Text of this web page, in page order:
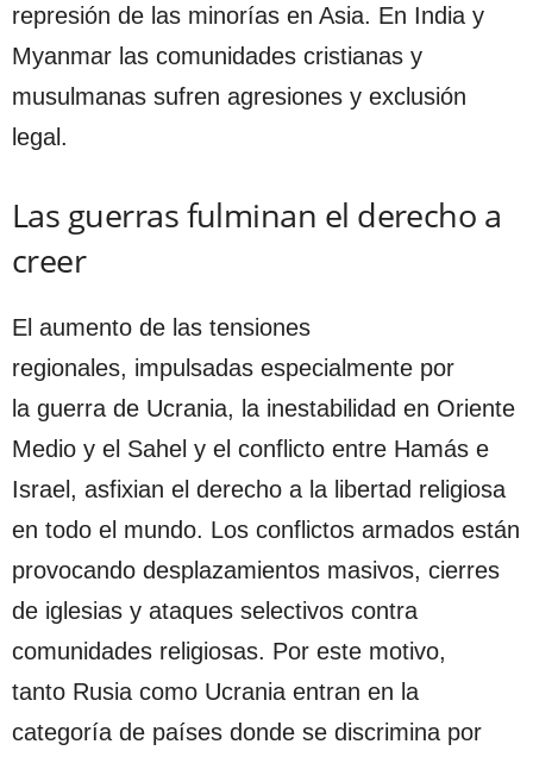
represión de las minorías en Asia. En India y
Myanmar las comunidades cristianas y
musulmanas sufren agresiones y exclusión
legal.
Las guerras fulminan el derecho a
creer
El aumento de las tensiones
regionales, impulsadas especialmente por
la guerra de Ucrania, la inestabilidad en Oriente
Medio y el Sahel y el conflicto entre Hamás e
Israel, asfixian el derecho a la libertad religiosa
en todo el mundo. Los conflictos armados están
provocando desplazamientos masivos, cierres
de iglesias y ataques selectivos contra
comunidades religiosas. Por este motivo,
tanto Rusia como Ucrania entran en la
categoría de países donde se discrimina por